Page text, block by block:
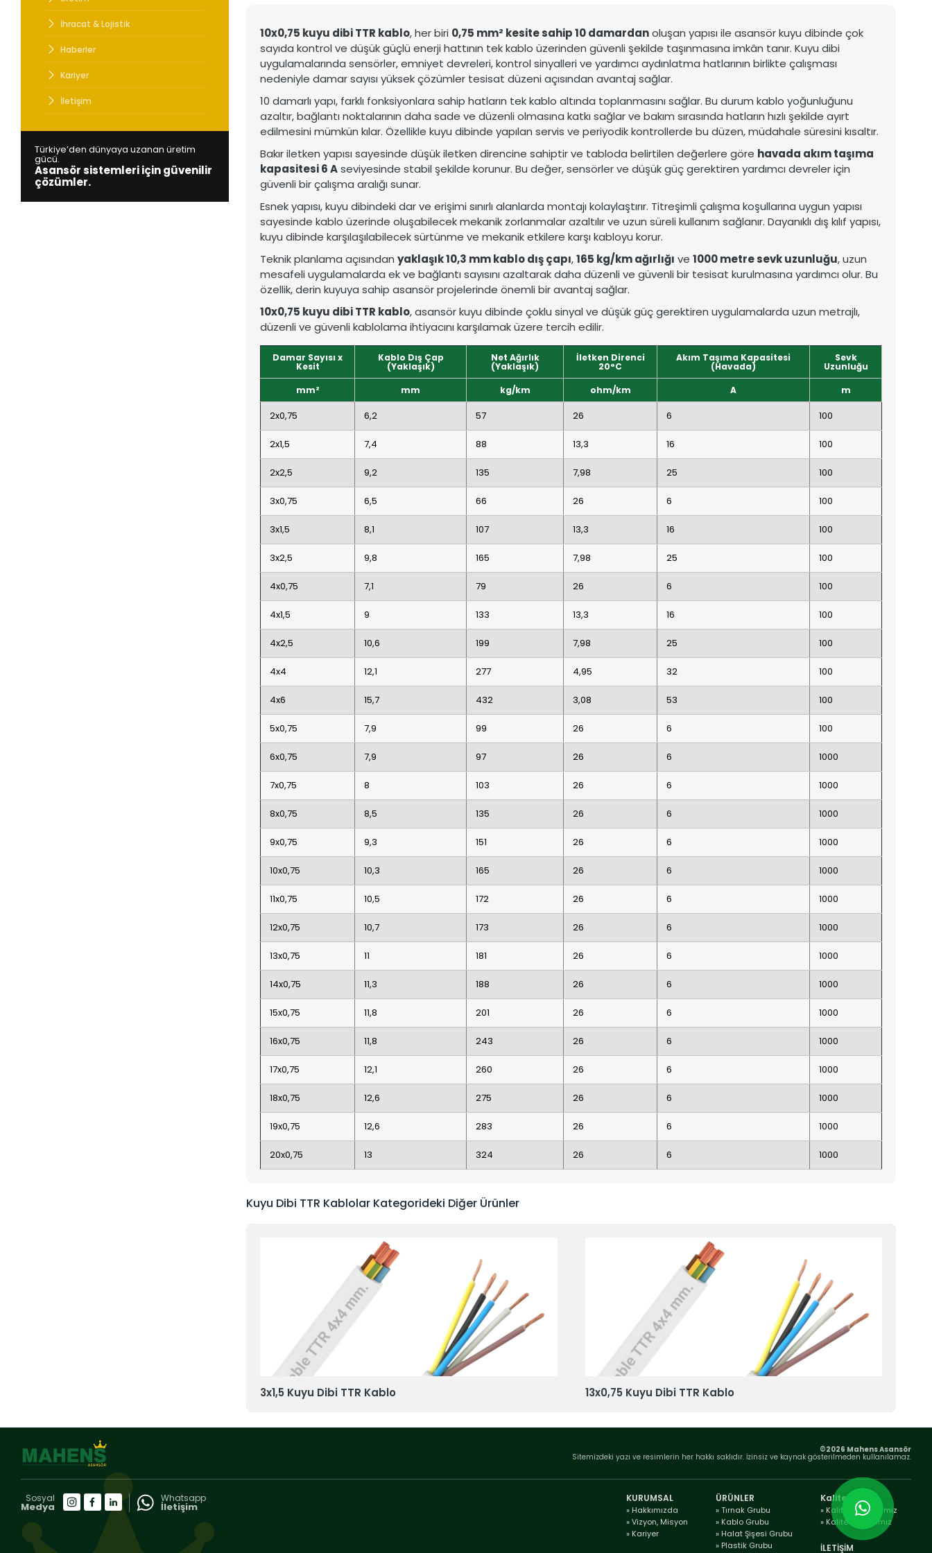
İhracat & Lojistik
Haberler
Kariyer
İletişim
Türkiye’den dünyaya uzanan üretim
gücü.
Asansör sistemleri için güvenilir
çözümler.
10x0,75 kuyu dibi TTR kablo, her biri 0,75 mm² kesite sahip 10 damardanoluşan yapısı ile asansör kuyu dibinde çok
sayıda kontrol ve düşük güçlü enerji hattının tek kablo üzerinden güvenli şekilde taşınmasına imkân tanır. Kuyu dibi
uygulamalarında sensörler, emniyet devreleri, kontrol sinyalleri ve yardımcı aydınlatma hatlarının birlikte çalışması
nedeniyle damar sayısı yüksek çözümler tesisat düzeni açısından avantaj sağlar.
10 damarlı yapı, farklı fonksiyonlara sahip hatların tek kablo altında toplanmasını sağlar. Bu durum kablo yoğunluğunu
azaltır, bağlantı noktalarının daha sade ve düzenli olmasına katkı sağlar ve bakım sırasında hatların hızlı şekilde ayırt
edilmesini mümkün kılar. Özellikle kuyu dibinde yapılan servis ve periyodik kontrollerde bu düzen, müdahale süresini kısaltır.
Bakır iletken yapısı sayesinde düşük iletken direncine sahiptir ve tabloda belirtilen değerlere göre havada akım taşıma
kapasitesi 6 Aseviyesinde stabil şekilde korunur. Bu değer, sensörler ve düşük güç gerektiren yardımcı devreler için
güvenli bir çalışma aralığı sunar.
Esnek yapısı, kuyu dibindeki dar ve erişimi sınırlı alanlarda montajı kolaylaştırır. Titreşimli çalışma koşullarına uygun yapısı
sayesinde kablo üzerinde oluşabilecek mekanik zorlanmalar azaltılır ve uzun süreli kullanım sağlanır. Dayanıklı dış kılıf yapısı,
kuyu dibinde karşılaşılabilecek sürtünme ve mekanik etkilere karşı kabloyu korur.
Teknik planlama açısındanyaklaşık 10,3 mm kablo dış çapı,165 kg/km ağırlığı ve1000 metre sevk uzunluğu, uzun
mesafeli uygulamalarda ek ve bağlantı sayısını azaltarak daha düzenli ve güvenli bir tesisat kurulmasına yardımcı olur. Bu
özellik, derin kuyuya sahip asansör projelerinde önemli bir avantaj sağlar.
10x0,75 kuyu dibi TTR kablo, asansör kuyu dibinde çoklu sinyal ve düşük güç gerektiren uygulamalarda uzun metrajlı,
düzenli ve güvenli kablolama ihtiyacını karşılamak üzere tercih edilir.
Damar Sayısı x
Kesit
Kablo Dış Çap
(Yaklaşık)
Net Ağırlık
(Yaklaşık)
İletken Direnci
20°C
Akım Taşıma Kapasitesi
(Havada)
Sevk
Uzunluğu
mm²
mm kg/km ohm/km A m
2x0,75 6,2 57 26 6 100
2x1,5 7,4 88 13,3 16 100
2x2,5 9,2 135 7,98 25 100
3x0,75 6,5 66 26 6 100
3x1,5 8,1 107 13,3 16 100
3x2,5 9,8 165 7,98 25 100
4x0,75 7,1 79 26 6 100
4x1,5 9 133 13,3 16 100
4x2,5 10,6 199 7,98 25 100
4x4 12,1 277 4,95 32 100
4x6 15,7 432 3,08 53 100
5x0,75 7,9 99 26 6 100
6x0,75 7,9 97 26 6 1000
7x0,75 8 103 26 6 1000
8x0,75 8,5 135 26 6 1000
9x0,75 9,3 151 26 6 1000
10x0,75 10,3 165 26 6 1000
11x0,75 10,5 172 26 6 1000
12x0,75 10,7 173 26 6 1000
13x0,75 11 181 26 6 1000
14x0,75 11,3 188 26 6 1000
15x0,75 11,8 201 26 6 1000
16x0,75 11,8 243 26 6 1000
17x0,75 12,1 260 26 6 1000
18x0,75 12,6 275 26 6 1000
19x0,75 12,6 283 26 6 1000
20x0,75 13 324 26 6 1000
Kuyu Dibi TTR Kablolar Kategorideki Diğer Ürünler
3x1,5 Kuyu Dibi TTR Kablo 13x0,75 Kuyu Dibi TTR Kablo
©2026 Mahens Asansör
Sitemizdeki yazı ve resimlerin her hakkı saklıdır. İzinsiz ve kaynak gösterilmeden kullanılamaz.
Sosyal
Medya
Whatsapp
İletişim
KURUMSAL
» Hakkımızda
» Vizyon, Misyon
» Kariyer
ÜRÜNLER
» Tırnak Grubu
» Kablo Grubu
» Halat Şişesi Grubu
» Plastik Grubu
Kalite
» Kalite Belgelerimiz
» Kalite Politikamız
İLETİŞİM